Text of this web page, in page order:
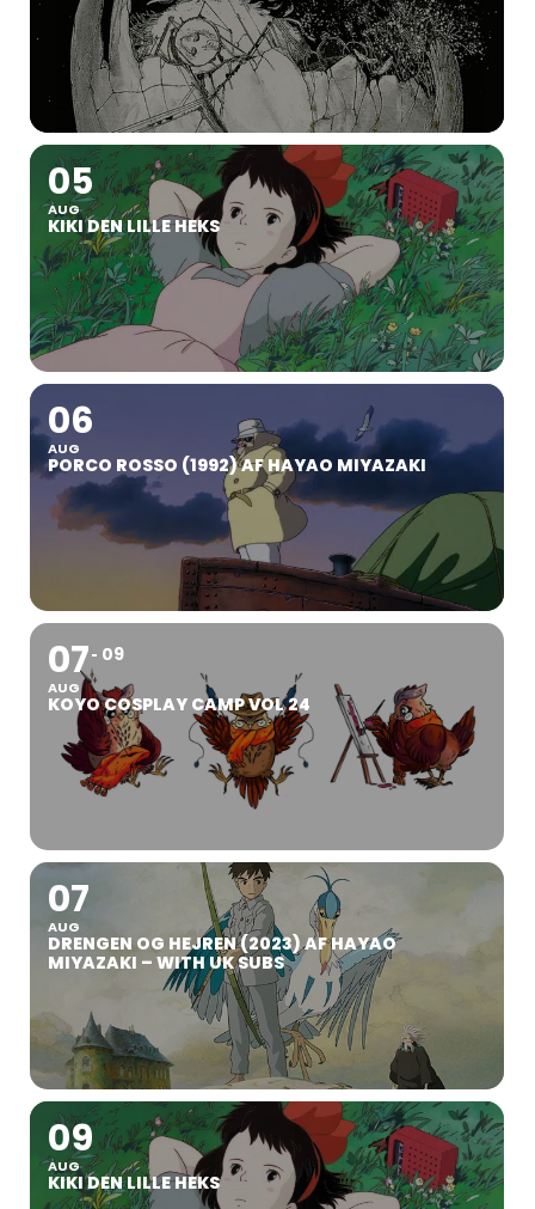
05
AUG
KIKI DEN LILLE HEKS
06
AUG
PORCO ROSSO (1992) AF HAYAO MIYAZAKI
07
AUG
09
KOYO COSPLAY CAMP VOL 24
07
AUG
DRENGEN OG HEJREN (2023) AF HAYAO
MIYAZAKI – WITH UK SUBS
09
AUG
KIKI DEN LILLE HEKS